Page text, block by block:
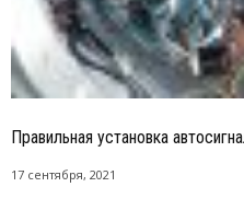
Правильная установка
17 сентября, 2021